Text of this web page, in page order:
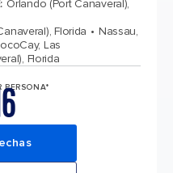
: Orlando (Port Canaveral),
Florida
Nassau,
Las
Florida
PERSONA*